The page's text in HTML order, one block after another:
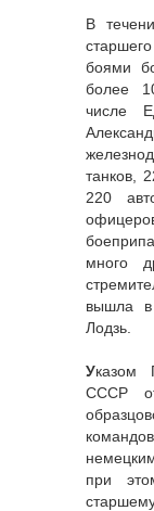
В
боями
более
числе
танков,
220
много
вышла в
Лодзь.
Указом
СССР
при